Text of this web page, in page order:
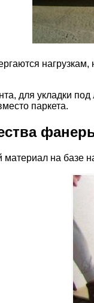
нагрузкам,
для укладки
паркета.
на базе